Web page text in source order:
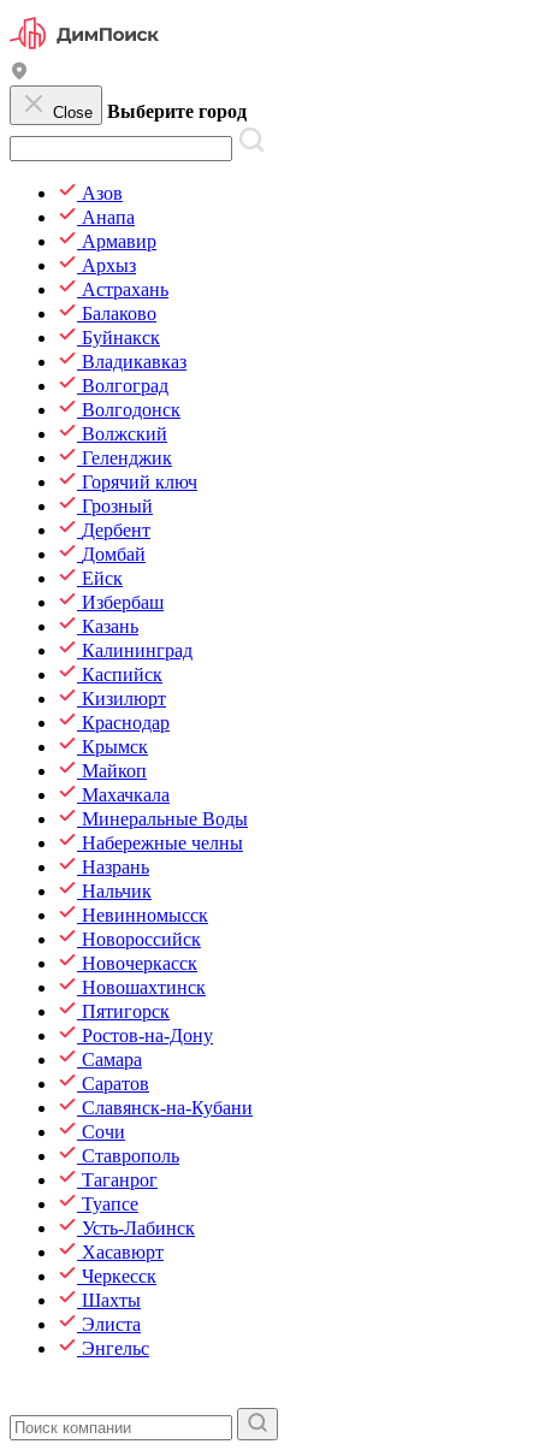
Close Выберите город
Азов
Анапа
Армавир
Архыз
Астрахань
Балаково
Буйнакск
Владикавказ
Волгоград
Волгодонск
Волжский
Геленджик
Горячий ключ
Грозный
Дербент
Домбай
Ейск
Избербаш
Казань
Калининград
Каспийск
Кизилюрт
Краснодар
Крымск
Майкоп
Махачкала
Минеральные Воды
Набережные челны
Назрань
Нальчик
Невинномысск
Новороссийск
Новочеркасск
Новошахтинск
Пятигорск
Ростов-на-Дону
Самара
Саратов
Славянск-на-Кубани
Сочи
Ставрополь
Таганрог
Туапсе
Усть-Лабинск
Хасавюрт
Черкесск
Шахты
Элиста
Энгельс